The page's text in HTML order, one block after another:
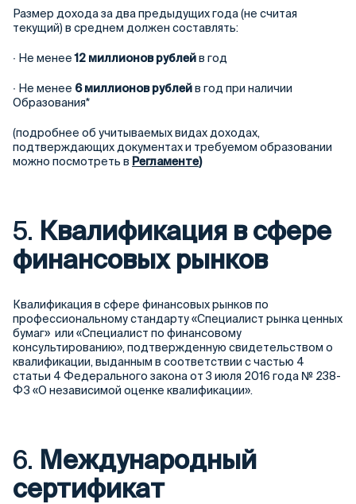
Размер дохода за два предыдущих года (не считая
текущий) в среднем должен составлять:
∙ Не менее12 миллионов рублейв год
∙ Не менее 6 миллионов рублейв год при наличии
Образования*
(подробнее об учитываемых видах доходах,
подтверждающих документах и требуемом образовании
можно посмотреть в Регламенте)
5. Квалификация в сфере
финансовых рынков
Квалификация в сфере финансовых рынков по
профессиональному стандарту «Специалист рынка ценных
бумаг» или «Специалист по финансовому
консультированию», подтвержденную свидетельством о
квалификации, выданным в соответствии с частью 4
статьи 4 Федерального закона от 3 июля 2016 года № 238-
ФЗ «О независимой оценке квалификации».
6. Международный
сертификат